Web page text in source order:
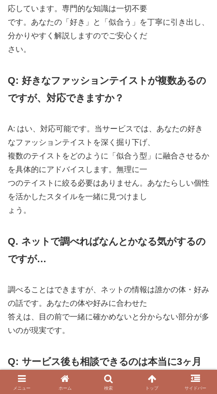
応しています。専門的な知識は一切不要
です。あなたの「好き」と「似合う」を丁寧に引き出し、
分かりやすく解説しますのでご安心くだ
さい。
Q: 好きなファッションテイストが複数あるの
ですが、対応できますか？
A: はい、対応可能です。当サービスでは、あなたの好き
なファッションテイストを深く掘り下げ、
複数のテイストをどのように「似合う型」に融合させるか
を具体的にアドバイスします。無理に一
つのテイストに絞る必要はありません。あなたらしい個性
を活かしたスタイルを一緒に見つけまし
ょう。
Q. ネットで調べればなんとかなる気がするの
ですが…
調べることはできますが、ネットの情報は誰かの体・好み
の話です。あなたの体や好みに合わせた
答えは、目の前で一緒に確かめないと分からない部分が多
いのが現実です。
Q: サービス後も相談できるのは本当に3ヶ月
間無制限ですか？
メニュー ホーム 検索 トップ サイドバー